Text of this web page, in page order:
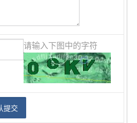
请输入下图中的字符